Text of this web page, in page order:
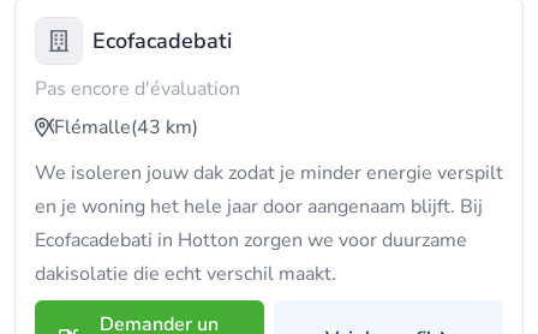
Ecofacadebati
Pas encore d'évaluation
Flémalle(43 km)
We isoleren jouw dak zodat je minder energie verspilt
en je woning het hele jaar door aangenaam blijft. Bij
Ecofacadebati in Hotton zorgen we voor duurzame
dakisolatie die echt verschil maakt.
Demander un